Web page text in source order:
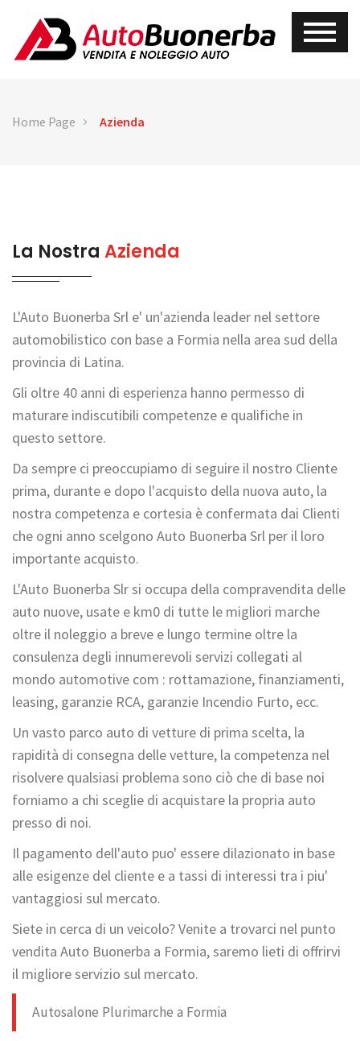
Home Page Azienda
La Nostra Azienda
L'Auto Buonerba Srl e' un'azienda leader nel settore
automobilistico con base a Formia nella area sud della
provincia di Latina.
Gli oltre 40 anni di esperienza hanno permesso di
maturare indiscutibili competenze e qualifiche in
questo settore.
Da sempre ci preoccupiamo di seguire il nostro Cliente
prima, durante e dopo l'acquisto della nuova auto, la
nostra competenza e cortesia è confermata dai Clienti
che ogni anno scelgono Auto Buonerba Srl per il loro
importante acquisto.
L'Auto Buonerba Slr si occupa della compravendita delle
auto nuove, usate e km0 di tutte le migliori marche
oltre il noleggio a breve e lungo termine oltre la
consulenza degli innumerevoli servizi collegati al
mondo automotive com : rottamazione, finanziamenti,
leasing, garanzie RCA, garanzie Incendio Furto, ecc.
Un vasto parco auto di vetture di prima scelta, la
rapidità di consegna delle vetture, la competenza nel
risolvere qualsiasi problema sono ciò che di base noi
forniamo a chi sceglie di acquistare la propria auto
presso di noi.
Il pagamento dell'auto puo' essere dilazionato in base
alle esigenze del cliente e a tassi di interessi tra i piu'
vantaggiosi sul mercato.
Siete in cerca di un veicolo? Venite a trovarci nel punto
vendita Auto Buonerba a Formia, saremo lieti di offrirvi
il migliore servizio sul mercato.
Autosalone Plurimarche a Formia